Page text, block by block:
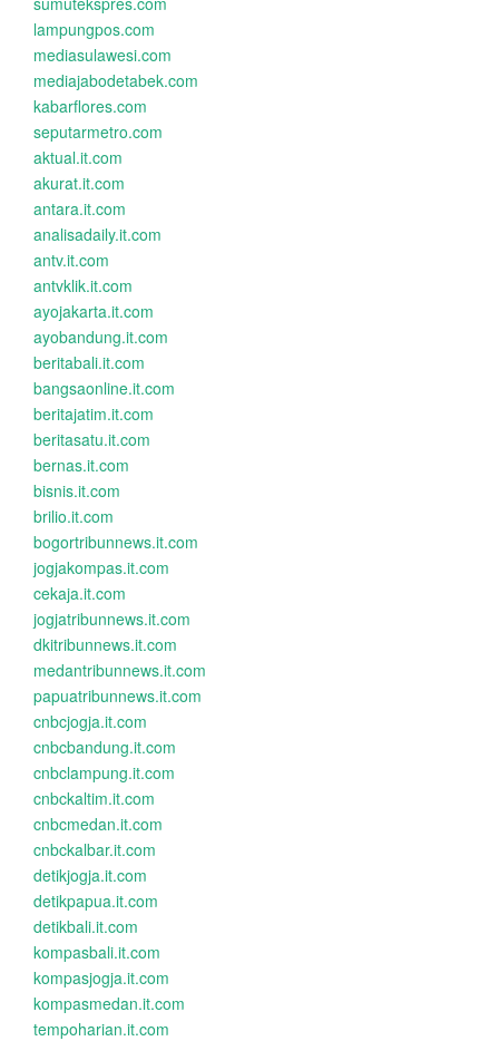
lampungpos.com
mediasulawesi.com
mediajabodetabek.com
kabarflores.com
seputarmetro.com
aktual.it.com
akurat.it.com
antara.it.com
analisadaily.it.com
antv.it.com
antvklik.it.com
ayojakarta.it.com
ayobandung.it.com
beritabali.it.com
bangsaonline.it.com
beritajatim.it.com
beritasatu.it.com
bernas.it.com
bisnis.it.com
brilio.it.com
bogortribunnews.it.com
jogjakompas.it.com
cekaja.it.com
jogjatribunnews.it.com
dkitribunnews.it.com
medantribunnews.it.com
papuatribunnews.it.com
cnbcjogja.it.com
cnbcbandung.it.com
cnbclampung.it.com
cnbckaltim.it.com
cnbcmedan.it.com
cnbckalbar.it.com
detikjogja.it.com
detikpapua.it.com
detikbali.it.com
kompasbali.it.com
kompasjogja.it.com
kompasmedan.it.com
tempoharian.it.com